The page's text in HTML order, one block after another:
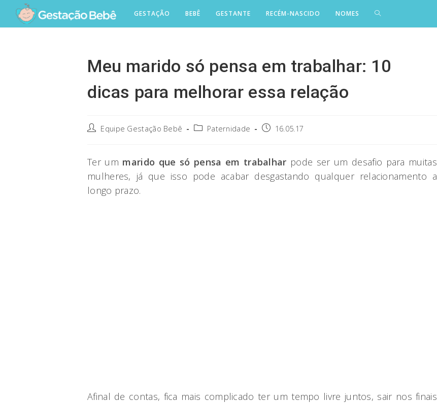
content
GESTAÇÃO BEBÊ GESTANTE RECÉM-NASCIDO NOMES
Meu marido só pensa em trabalhar: 10
dicas para melhorar essa relação
PostEquipe Gestação Bebê
PostPaternidade
Post16.05.17
Ter um marido que só pensa em trabalhar pode ser um desafio para muitas
mulheres, já que isso pode acabar desgastando qualquer relacionamento a
longo prazo.
Afinal de contas, fica mais complicado ter um tempo livre juntos, sair nos finais